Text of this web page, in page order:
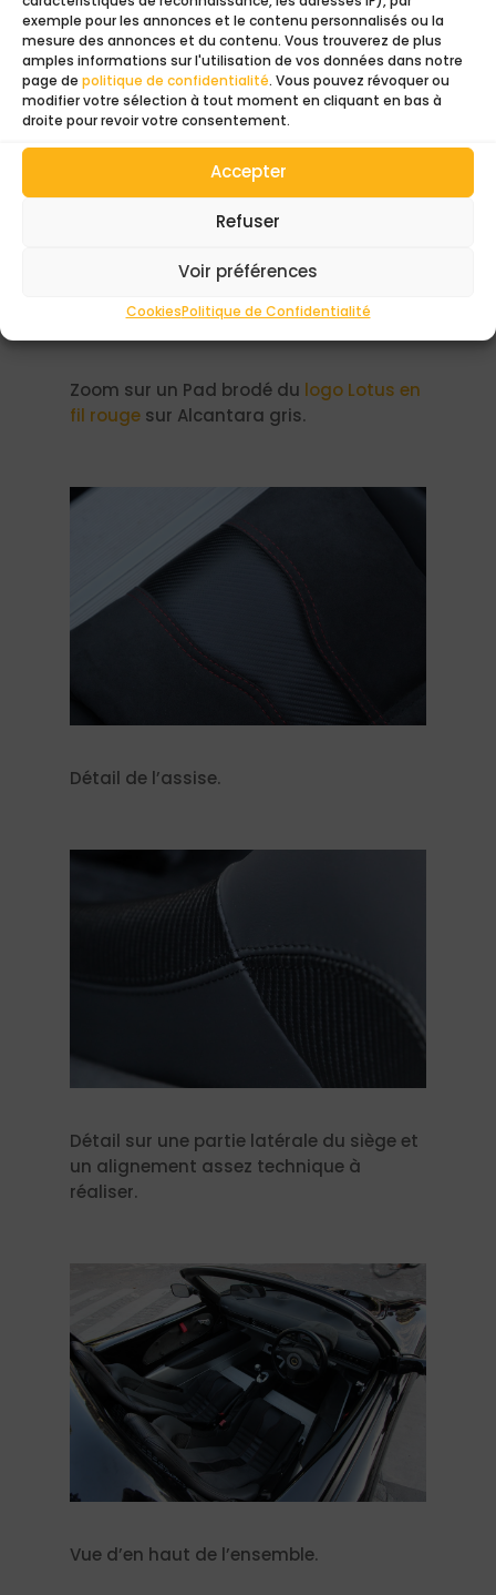
exemple pour les annonces et le contenu personnalisés ou la
mesure des annonces et du contenu. Vous trouverez de plus
amples informations sur l'utilisation de vos données dans notre
page de politique de confidentialité. Vous pouvez révoquer ou
modifier votre sélection à tout moment en cliquant en bas à
droite pour revoir votre consentement.
Accepter
Refuser
Voir préférences
CookiesPolitique de Confidentialité
Zoom sur un Pad brodé du logo Lotus en
fil rougesur Alcantara gris.
Détail de l’assise.
Détail sur une partie latérale du siège et
un alignement assez technique à
réaliser.
Vue d’en haut de l’ensemble.